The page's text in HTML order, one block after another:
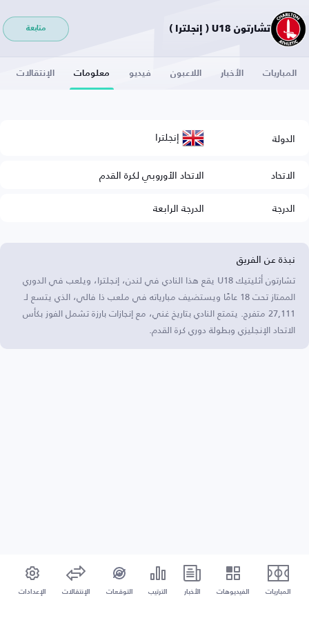
تشارتون U18 ( إنجلترا ) متابعة
المباريات الأخبار اللاعبون فيديو معلومات الإنتقالات
الدولة إنجلترا
الاتحاد
الاتحاد الأوروبي لكرة القدم
الدرجة
الدرجة الرابعة
نبذة عن الفريق
تشارتون أثليتيك U18 يقع هذا النادي في لندن، إنجلترا، ويلعب في الدوري
الممتاز تحت 18 عامًا ويستضيف مبارياته في ملعب ذا فالي، الذي يتسع لـ
27,111 متفرج. يتمتع النادي بتاريخ غني، مع إنجازات بارزة تشمل الفوز بكأس
الاتحاد الإنجليزي وبطولة دوري كرة القدم.
المباريات الفيديوهات الأخبار الترتيب التوقعات الإنتقالات الإعدادات